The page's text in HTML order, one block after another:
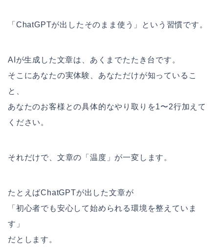
「ChatGPTが出したそのまま使う」という習慣です。
AIが生成した文章は、あくまでたたき台です。
そこにあなたの実体験、あなただけが知っているこ
と、
あなたのお客様との具体的なやり取りを1〜2行加えて
ください。
それだけで、文章の「温度」が一変します。
たとえばChatGPTが出した文章が
「初心者でも安心して始められる環境を整えていま
す」
だとします。